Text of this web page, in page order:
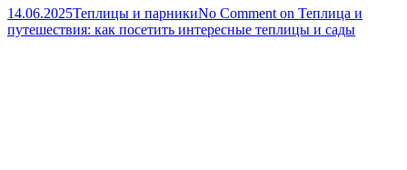
14.06.2025Теплицы и парникиNo Comment on Теплица и
путешествия: как посетить интересные теплицы и сады